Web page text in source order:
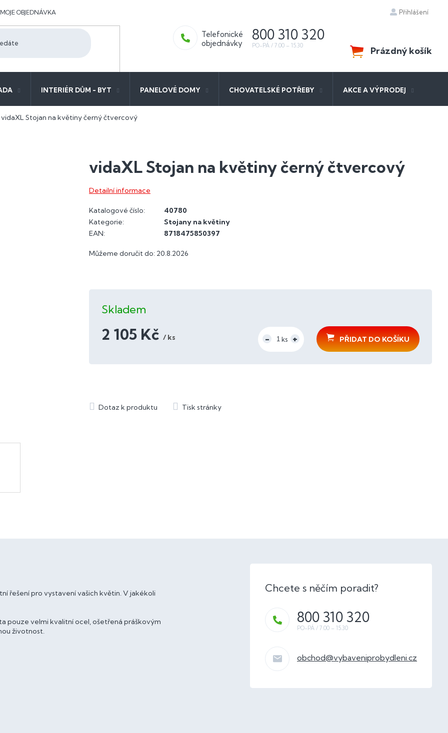
MOJE OBJEDNÁVKA Přihlášení
800 310 320
NÁKUPNÍ
KOŠÍK
Prázdný košík
INTERIÉR DŮM - BYT PANELOVÉ DOMY CHOVATELSKÉ POTŘEBY AKCE A VÝPRODEJ
vidaXL Stojan na květiny černý čtvercový
vidaXL Stojan na květiny černý čtvercový
Můžeme doručit do: 20.8.2026
Skladem
2 105 Kč / ks
PŘIDAT DO KOŠÍKU
Detailní informace
Katalogové číslo:
40780
Kategorie:
Stojany na květiny
EAN: 8718475850397
řešení pro vystavení vašich květin. V jakékoli
pouze velmi kvalitní ocel, ošetřená práškovým
životnost.
obchod@vybaveniprobydleni.cz
800 310 320